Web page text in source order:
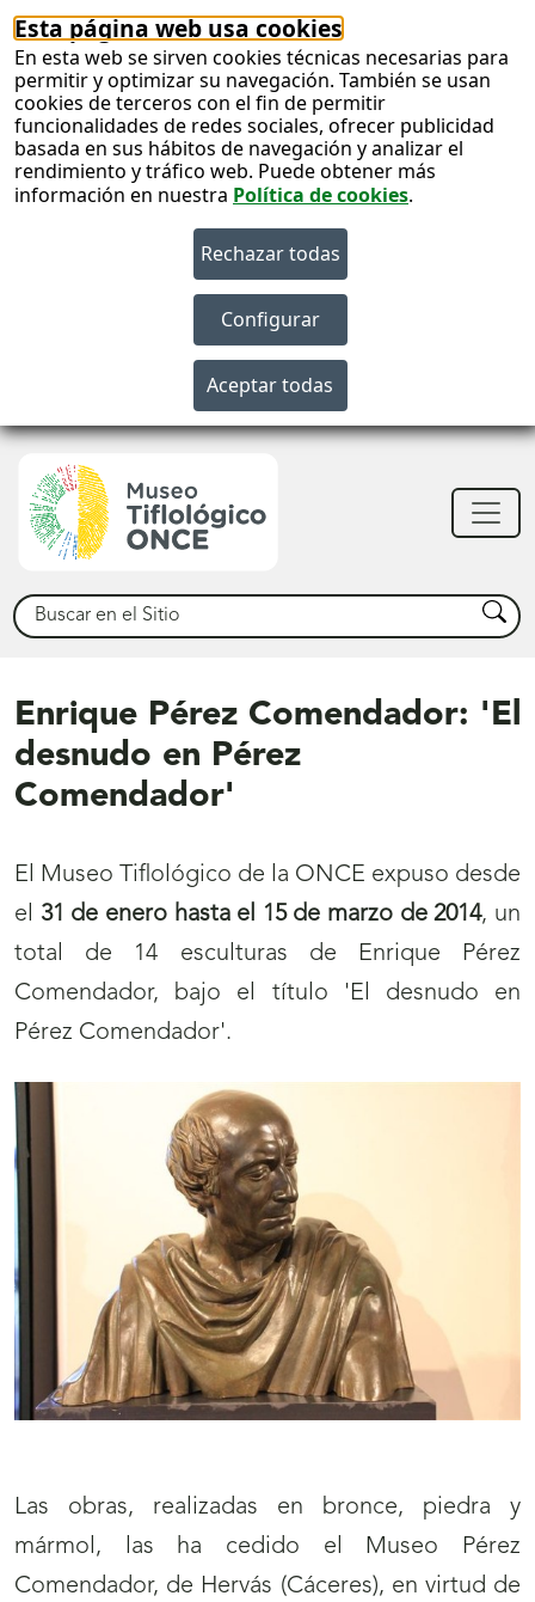
Esta página web usa cookies
En esta web se sirven cookies técnicas necesarias para
permitir y optimizar su navegación. También se usan
cookies de terceros con el fin de permitir
funcionalidades de redes sociales, ofrecer publicidad
basada en sus hábitos de navegación y analizar el
rendimiento y tráfico web. Puede obtener más
información en nuestra Política de cookies.
Buscar Buscar
Enrique Pérez Comendador: 'El
desnudo en Pérez
Comendador'
El Museo Tiflológico de la ONCE expuso desde
el 31 de enero hasta el 15 de marzo de 2014, un
total de 14 esculturas de Enrique Pérez
Comendador, bajo el título 'El desnudo en
Pérez Comendador'.
Las obras, realizadas en bronce, piedra y
mármol, las ha cedido el Museo Pérez
Comendador, de Hervás (Cáceres), en virtud de